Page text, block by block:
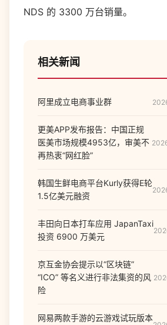
NDS 的 3300 万台销量。
相关新闻
阿里成立电商事业群
更美APP发布报告：中国正规
医美市场规模4953亿，审美不
再热衷“网红脸”
韩国生鲜电商平台Kurly获得E轮
1.5亿美元融资
丰田向日本打车应用 JapanTaxi
投资 6900 万美元
京互金协会提示以“区块链”
“ICO” 等名义进行非法集资的风
险
网易两款手游的云游戏试玩版本